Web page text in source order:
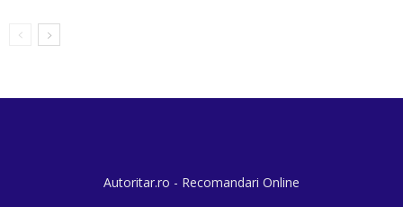
Autoritar.ro - Recomandari Online